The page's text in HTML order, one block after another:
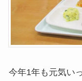
今年1年も元気い